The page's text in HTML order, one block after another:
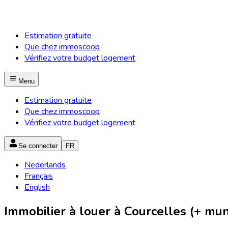
Estimation gratuite
Que chez immoscoop
Vérifiez votre budget logement
Menu
Estimation gratuite
Que chez immoscoop
Vérifiez votre budget logement
Se connecter FR
Nederlands
Français
English
Immobilier à louer à Courcelles (+